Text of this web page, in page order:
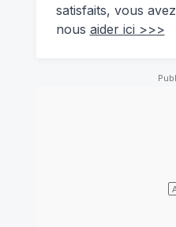
satisfaits, vous
nous aider ici >>>